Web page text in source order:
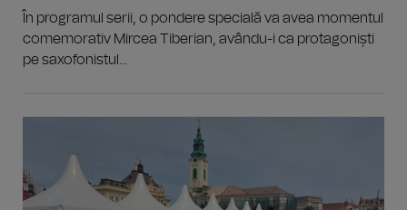
În programul serii, o pondere specială va avea momentul
comemorativ Mircea Tiberian, avându-i ca protagoniști
pe saxofonistul...